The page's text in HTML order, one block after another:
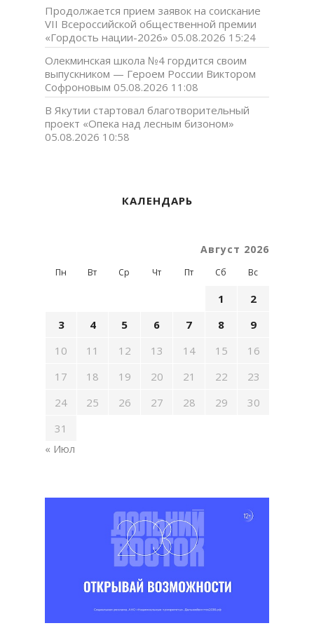
Продолжается прием заявок на соискание
VII Всероссийской общественной премии
«Гордость нации-2026» 05.08.2026 15:24
Олекминская школа №4 гордится своим
выпускником — Героем России Виктором
Софроновым 05.08.2026 11:08
В Якутии стартовал благотворительный
проект «Опека над лесным бизоном»
05.08.2026 10:58
КАЛЕНДАРЬ
Август 2026
Пн Вт Ср Чт Пт Сб Вс
1
2
3
4 5 6 7 8
9
10
11 12 13 14 15
16
17
18 19 20 21 22
23
24
25 26 27 28 29
30
31
« Июл